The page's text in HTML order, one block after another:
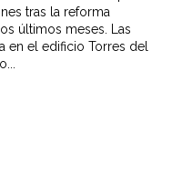
tras la reforma
últimos meses. Las
en el edificio Torres del